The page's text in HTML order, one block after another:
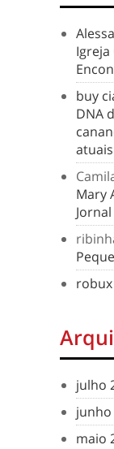
buy
DNA
atuais
Mary
julho
junho
maio